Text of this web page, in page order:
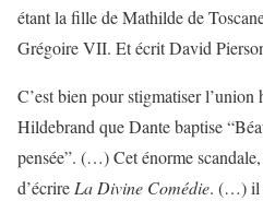
étant la fille de Mathilde de
Grégoire VII. Et écrit David
C’est bien pour stigmatiser
Hildebrand que Dante baptise
pensée”. (…) Cet énorme
d’écrire La Divine Comédie. (…) il